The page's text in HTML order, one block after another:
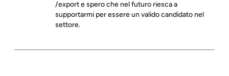
/export e spero che nel futuro riesca a
supportarmi per essere un valido candidato nel
settore.